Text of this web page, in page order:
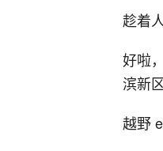
趁着
好啦
滨新
越野